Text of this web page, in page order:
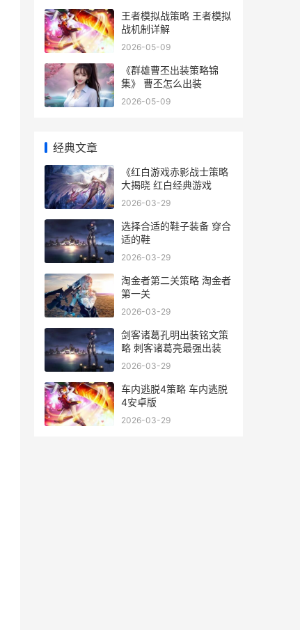
王者模拟战策略 王者模拟
战机制详解
2026-05-09
《群雄曹丕出装策略锦
集》 曹丕怎么出装
2026-05-09
经典文章
《红白游戏赤影战士策略
大揭晓 红白经典游戏
2026-03-29
选择合适的鞋子装备 穿合
适的鞋
2026-03-29
淘金者第二关策略 淘金者
第一关
2026-03-29
剑客诸葛孔明出装铭文策
略 刺客诸葛亮最强出装
2026-03-29
车内逃脱4策略 车内逃脱
4安卓版
2026-03-29